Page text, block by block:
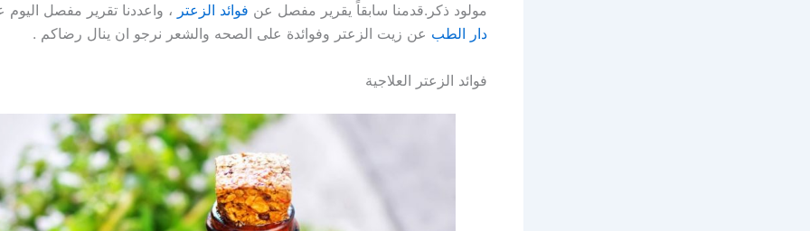
مولود ذكر.قدمنا سابقاً يقرير مفصل عن فوائد الزعتر ، واعددنا تقرير مفصل اليوم
دار الطب عن زيت الزعتر وفوائدة على الصحه والشعر نرجو ان ينال رضاكم .
فوائد الزعتر العلاجية